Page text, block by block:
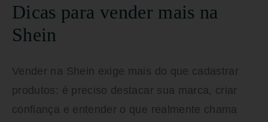
Dicas para vender mais na
Shein
Vender na Shein exige mais do que cadastrar
produtos: é preciso destacar sua marca, criar
confiança e entender o que realmente chama